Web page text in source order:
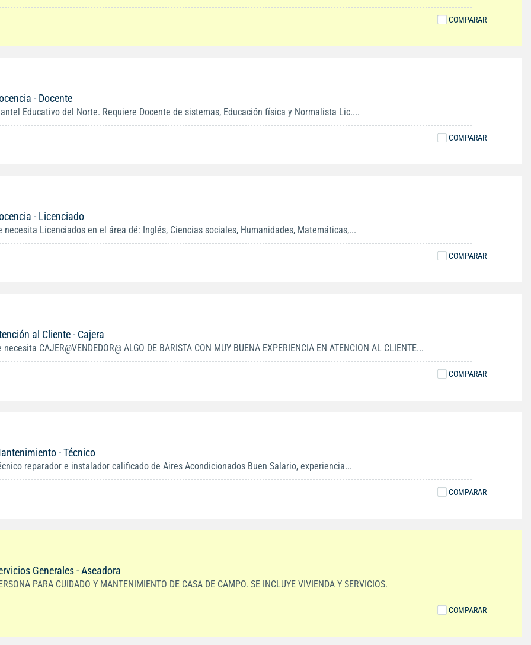
COMPARAR
- Docente
Educativo del Norte. Requiere Docente de sistemas, Educación física y Normalista Lic....
COMPARAR
- Licenciado
necesita Licenciados en el área dé: Inglés, Ciencias sociales, Humanidades, Matemáticas,...
COMPARAR
al Cliente - Cajera
necesita CAJER@VENDEDOR@ ALGO DE BARISTA CON MUY BUENA EXPERIENCIA EN ATENCION AL CLIENTE...
COMPARAR
- Técnico
reparador e instalador calificado de Aires Acondicionados Buen Salario, experiencia...
COMPARAR
Generales - Aseadora
PARA CUIDADO Y MANTENIMIENTO DE CASA DE CAMPO. SE INCLUYE VIVIENDA Y SERVICIOS.
COMPARAR